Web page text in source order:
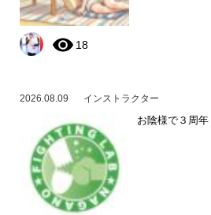
18
2026.08.09 インストラクター
お陰様で３周年